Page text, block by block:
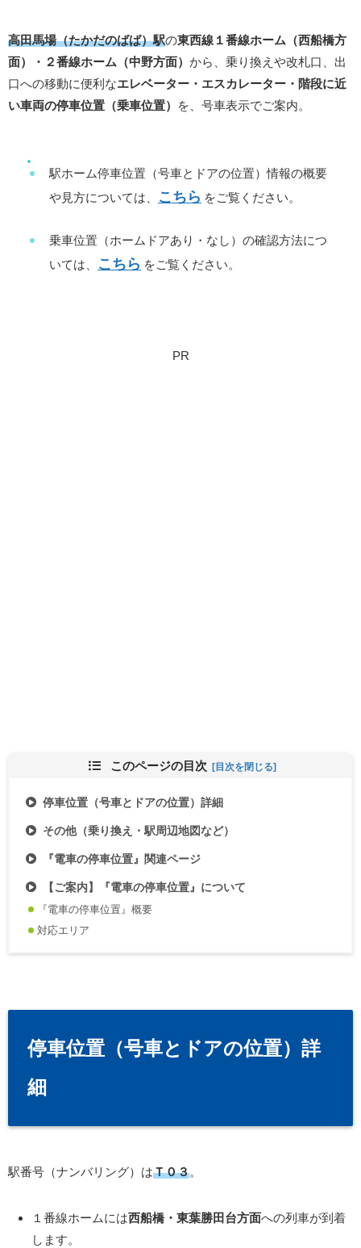
高田馬場（たかだのばば）駅の東西線１番線ホーム（西船橋方
面）・２番線ホーム（中野方面） から、乗り換えや改札口、出
口への移動に便利なエレベーター・エスカレーター・階段に近
い車両の停車位置（乗車位置）
を、号車表示でご案内。
駅ホーム停車位置（号車とドアの位置）情報の概要
や見方については、
こちら をご覧ください。
乗車位置（ホームドアあり・なし）の確認方法につ
いては、
こちら をご覧ください。
PR
このページの目次
停車位置（号車とドアの位置）詳細
その他（乗り換え・駅周辺地図など）
『電車の停車位置』関連ページ
【ご案内】『電車の停車位置』について
『電車の停車位置』概要
対応エリア
停車位置（号車とドアの位置）詳
細
駅番号（ナンバリング）はＴ０３。
１番線ホームには西船橋・東葉勝田台方面への列車が到着
します。